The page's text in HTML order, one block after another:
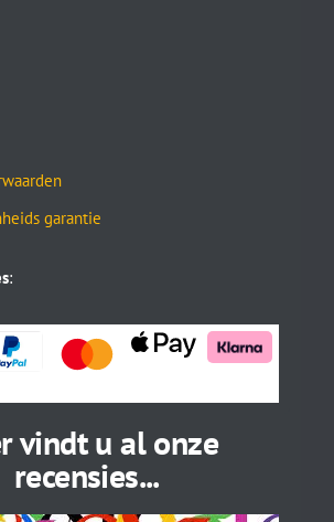
garantie
:
vindt u al onze
recensies...